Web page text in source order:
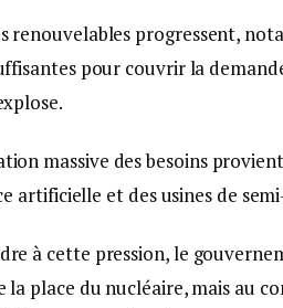
renouvelables progressent,
pour couvrir la
massive des besoins
artificielle et des usines de
à cette pression, le
la place du nucléaire, mais au